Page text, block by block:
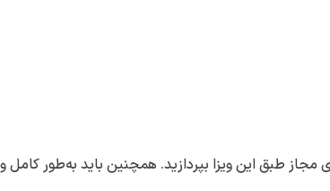
مجاز طبق این ویزا بپردازید. همچنین باید به‌طور کامل